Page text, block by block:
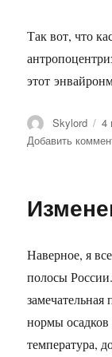
Так вот, что
этот
Автор
Skylord 4
Добавить
Наверное, я
полосы
нормы осадков
температура,